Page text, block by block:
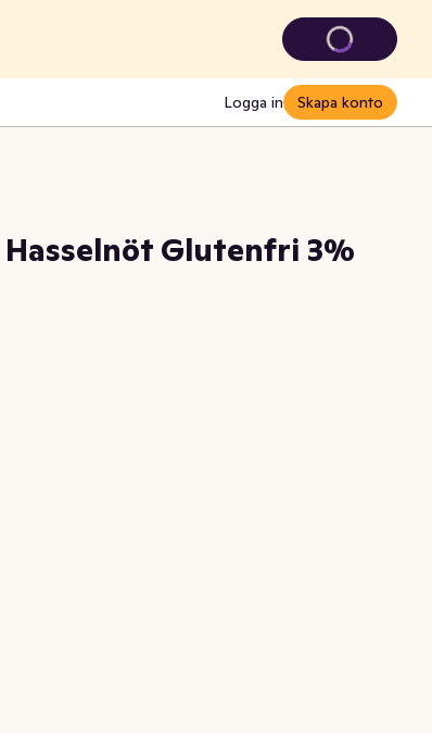
Logga in Skapa konto
Glutenfri 3%